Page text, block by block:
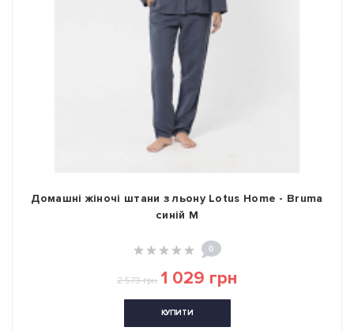
Домашні жіночі штани з льону Lotus Home - Bruma
синій M
0
2 573 грн 1 029 грн
КУПИТИ